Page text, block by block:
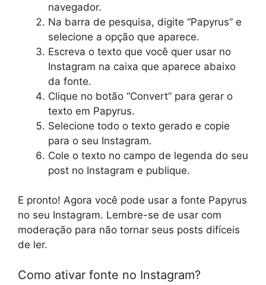
navegador.
Na barra de pesquisa, digite “Papyrus” e
selecione a opção que aparece.
Escreva o texto que você quer usar no
Instagram na caixa que aparece abaixo
da fonte.
Clique no botão “Convert” para gerar o
texto em Papyrus.
Selecione todo o texto gerado e copie
para o seu Instagram.
Cole o texto no campo de legenda do seu
post no Instagram e publique.
E pronto! Agora você pode usar a fonte Papyrus
no seu Instagram. Lembre-se de usar com
moderação para não tornar seus posts difíceis
de ler.
Como ativar fonte no Instagram?